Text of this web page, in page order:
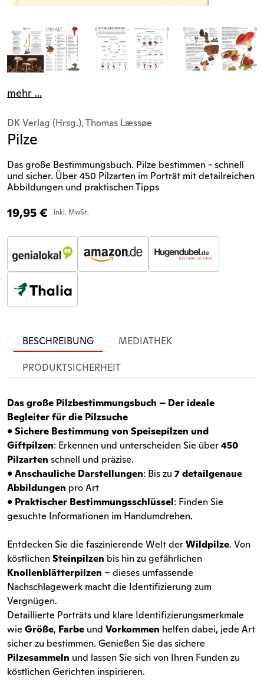
mehr ...
DK Verlag (Hrsg.), Thomas Læssøe
Pilze
Das große Bestimmungsbuch. Pilze bestimmen - schnell
und sicher. Über 450 Pilzarten im Porträt mit detailreichen
Abbildungen und praktischen Tipps
19,95€ inkl. MwSt.
BESCHREIBUNG MEDIATHEK
PRODUKTSICHERHEIT
Das große Pilzbestimmungsbuch – Der ideale
Begleiter für die Pilzsuche
•Sichere Bestimmung von Speisepilzen und
Giftpilzen: Erkennen und unterscheiden Sie über450
Pilzarten schnell und präzise.
•Anschauliche Darstellungen: Bis zu 7 detailgenaue
Abbildungen pro Art
• Praktischer Bestimmungsschlüssel: Finden Sie
gesuchte Informationen im Handumdrehen.
Entdecken Sie die faszinierende Welt derWildpilze. Von
köstlichenSteinpilzen bis hin zu gefährlichen
Knollenblätterpilzen – dieses umfassende
Nachschlagewerk macht die Identifizierung zum
Vergnügen.
Detaillierte Porträts und klare Identifizierungsmerkmale
wie Größe, Farbe und Vorkommen helfen dabei, jede Art
sicher zu bestimmen. Genießen Sie das sichere
Pilzesammeln und lassen Sie sich von Ihren Funden zu
köstlichen Gerichten inspirieren.